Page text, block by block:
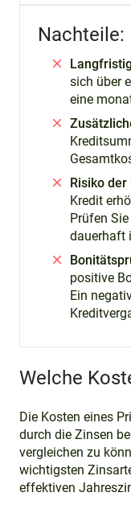
Nachteile:
sich über
eine
Risiko
Kredit
Prüfen
dauerhaft
positive
Ein
Welche
Die Kosten eines
durch die Zinsen
vergleichen zu
wichtigsten
effektiven